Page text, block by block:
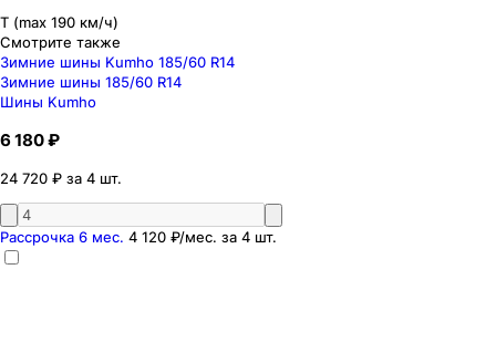
T (max 190 км/ч)
Смотрите также
Зимние шины Kumho 185/60 R14
Зимние шины 185/60 R14
Шины Kumho
6 180 ₽
24 720 ₽ за 4 шт.
Рассрочка 6 мес. 4 120 ₽/мес. за 4 шт.